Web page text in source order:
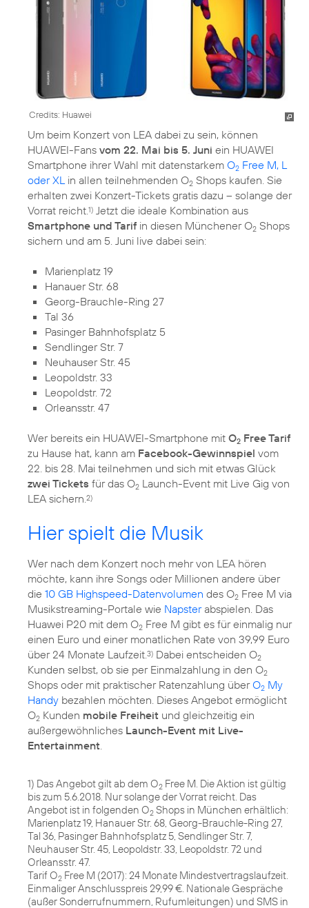
Credits: Huawei
Um beim Konzert von LEA dabei zu sein, können
HUAWEI-Fans vom 22. Mai bis 5. Juni ein HUAWEI
Smartphone ihrer Wahl mit datenstarkem O2 Free M, L
oder XLin allen teilnehmenden O2 Shops kaufen. Sie
erhalten zwei Konzert-Tickets gratis dazu – solange der
Vorrat reicht.1) Jetzt die ideale Kombination aus
Smartphone und Tarif in diesen Münchener O2 Shops
sichern und am 5. Juni live dabei sein:
Marienplatz 19
Hanauer Str. 68
Georg-Brauchle-Ring 27
Tal 36
Pasinger Bahnhofsplatz 5
Sendlinger Str. 7
Neuhauser Str. 45
Leopoldstr. 33
Leopoldstr. 72
Orleansstr. 47
Wer bereits ein HUAWEI-Smartphone mit O2 Free Tarif
zu Hause hat, kann am Facebook-Gewinnspiel vom
22. bis 28. Mai teilnehmen und sich mit etwas Glück
zwei Tickets für das O2 Launch-Event mit Live Gig von
LEA sichern.2)
Hier spielt die Musik
Wer nach dem Konzert noch mehr von LEA hören
möchte, kann ihre Songs oder Millionen andere über
die 10 GB Highspeed-Datenvolumen des O2 Free M via
Musikstreaming-Portale wie Napsterabspielen. Das
Huawei P20 mit dem O2 Free M gibt es für einmalig nur
einen Euro und einer monatlichen Rate von 39,99 Euro
über 24 Monate Laufzeit.3) Dabei entscheiden O2
Kunden selbst, ob sie per Einmalzahlung in den O2
Shops oder mit praktischer Ratenzahlung überO2 My
Handy bezahlen möchten. Dieses Angebot ermöglicht
O2 Kunden mobile Freiheit und gleichzeitig ein
außergewöhnliches Launch-Event mit Live-
Entertainment.
1) Das Angebot gilt ab dem O2 Free M. Die Aktion ist gültig
bis zum 5.6.2018. Nur solange der Vorrat reicht. Das
Angebot ist in folgenden O2 Shops in München erhältlich:
Marienplatz 19, Hanauer Str. 68, Georg-Brauchle-Ring 27,
Tal 36, Pasinger Bahnhofsplatz 5, Sendlinger Str. 7,
Neuhauser Str. 45, Leopoldstr. 33, Leopoldstr. 72 und
Orleansstr. 47.
Tarif O2 Free M (2017): 24 Monate Mindestvertragslaufzeit.
Einmaliger Anschlusspreis 29,99 €. Nationale Gespräche
(außer Sonderrufnummern, Rufumleitungen) und SMS in